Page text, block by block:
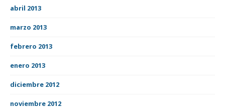
abril 2013
marzo 2013
febrero 2013
enero 2013
diciembre 2012
noviembre 2012